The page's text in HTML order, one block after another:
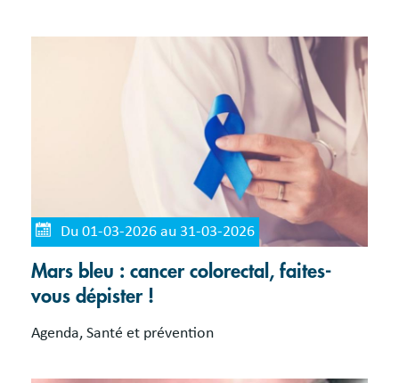
Du 01-03-2026 au 31-03-2026
Mars bleu : cancer colorectal, faites-
vous dépister !
Agenda, Santé et prévention